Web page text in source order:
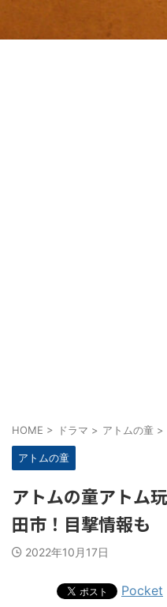
HOME > ドラマ > アトムの童 >
アトムの童
アトムの童アトム
田市！目撃情報も
2022年10月17日
Pocket